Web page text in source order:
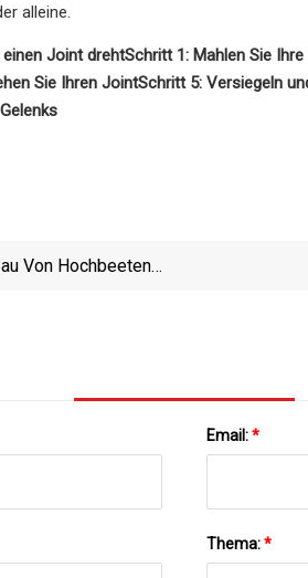
alleine.
einen Joint drehtSchritt 1: Mahlen Sie Ihre
Sie Ihren JointSchritt 5: Versiegeln
Von Hochbeeten
Email:*
Thema:*